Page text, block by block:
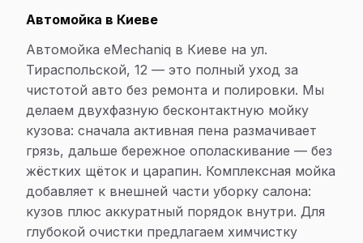
Автомойка в Киеве
Автомойка eMechaniq в Киеве на ул.
Тираспольской, 12 — это полный уход за
чистотой авто без ремонта и полировки. Мы
делаем двухфазную бесконтактную мойку
кузова: сначала активная пена размачивает
грязь, дальше бережное ополаскивание — без
жёстких щёток и царапин. Комплексная мойка
добавляет к внешней части уборку салона:
кузов плюс аккуратный порядок внутри. Для
глубокой очистки предлагаем химчистку